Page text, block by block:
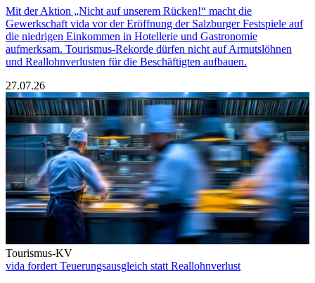
Mit der Aktion „Nicht auf unserem Rücken!“ macht die
Gewerkschaft vida vor der Eröffnung der Salzburger Festspiele auf
die niedrigen Einkommen in Hotellerie und Gastronomie
aufmerksam. Tourismus-Rekorde dürfen nicht auf Armutslöhnen
und Reallohnverlusten für die Beschäftigten aufbauen.
27.07.26
Tourismus-KV
vida fordert Teuerungsausgleich statt Reallohnverlust